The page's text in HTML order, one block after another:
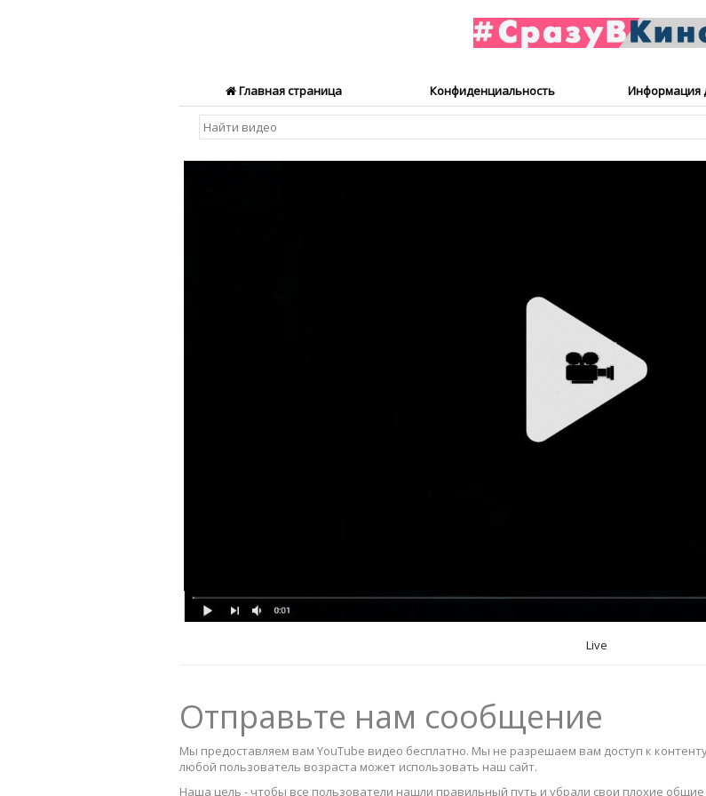
Главная страница Конфиденциальность Информация
Live
Отправьте нам сообщение
Мы предоставляем вам YouTube видео бесплатно. Мы не разрешаем вам доступ к
любой пользователь возраста может использовать наш сайт.
Наша цель - чтобы все пользователи нашли правильный путь и убрали свои плохие